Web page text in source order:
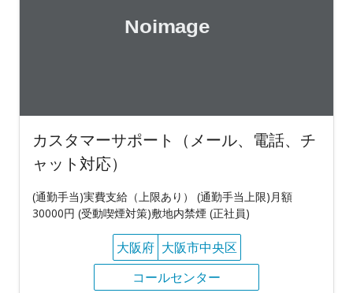
カスタマーサポート（メール、電話、チ
ャット対応）
(通勤手当)実費支給（上限あり） (通勤手当上限)月額
30000円 (受動喫煙対策)敷地内禁煙 (正社員)
大阪府 大阪市中央区
コールセンター